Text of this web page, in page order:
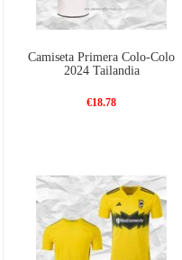
Camiseta Primera Colo-Colo
2024 Tailandia
€18.78